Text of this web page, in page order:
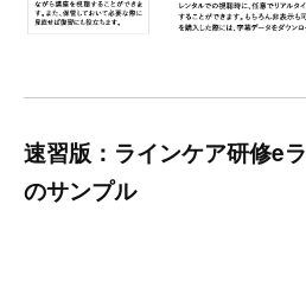
速習版：ラインケア研修e
のサンプル